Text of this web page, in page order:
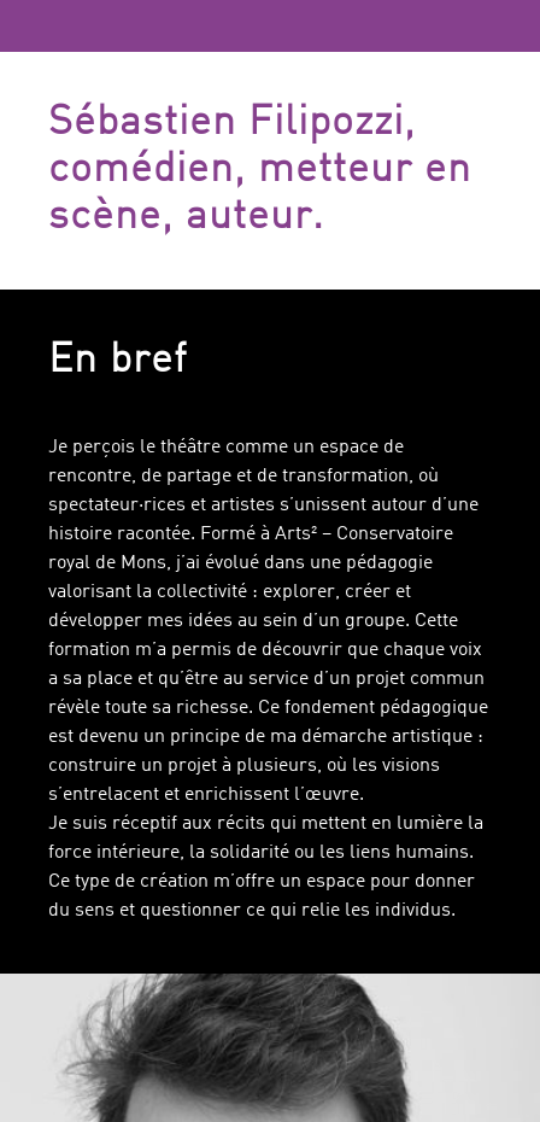
Sébastien Filipozzi,
comédien, metteur en
scène, auteur.
En bref
Je perçois le théâtre comme un espace de
rencontre, de partage et de transformation, où
spectateur·rices et artistes s’unissent autour d’une
histoire racontée. Formé à Arts² – Conservatoire
royal de Mons, j’ai évolué dans une pédagogie
valorisant la collectivité : explorer, créer et
développer mes idées au sein d’un groupe. Cette
formation m’a permis de découvrir que chaque voix
a sa place et qu’être au service d’un projet commun
révèle toute sa richesse. Ce fondement pédagogique
est devenu un principe de ma démarche artistique :
construire un projet à plusieurs, où les visions
s’entrelacent et enrichissent l’œuvre.
Je suis réceptif aux récits qui mettent en lumière la
force intérieure, la solidarité ou les liens humains.
Ce type de création m’offre un espace pour donner
du sens et questionner ce qui relie les individus.